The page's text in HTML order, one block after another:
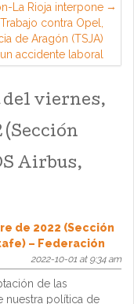
La Rioja interpone
contra Opel,
de Aragón (TSJA)
accidente laboral
del viernes,
(Sección
Airbus,
de 2022 (Sección
– Federación
2022-10-01 at 9:34 am
de las
nuestra política de